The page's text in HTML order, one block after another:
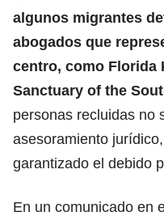
algunos migrantes
abogados que
centro, como Florida
Sanctuary of the
personas recluidas no
asesoramiento
garantizado el debido
En un comunicado en